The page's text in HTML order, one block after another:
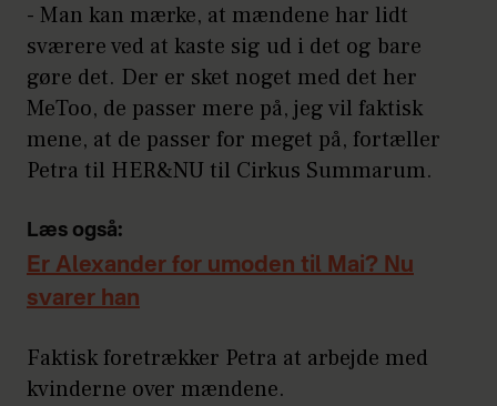
- Man kan mærke, at mændene har lidt
sværere ved at kaste sig ud i det og bare
gøre det. Der er sket noget med det her
MeToo, de passer mere på, jeg vil faktisk
mene, at de passer for meget på, fortæller
Petra til HER&NU til Cirkus Summarum.
Læs også:
Er Alexander for umoden til Mai? Nu
svarer han
Faktisk foretrækker Petra at arbejde med
kvinderne over mændene.